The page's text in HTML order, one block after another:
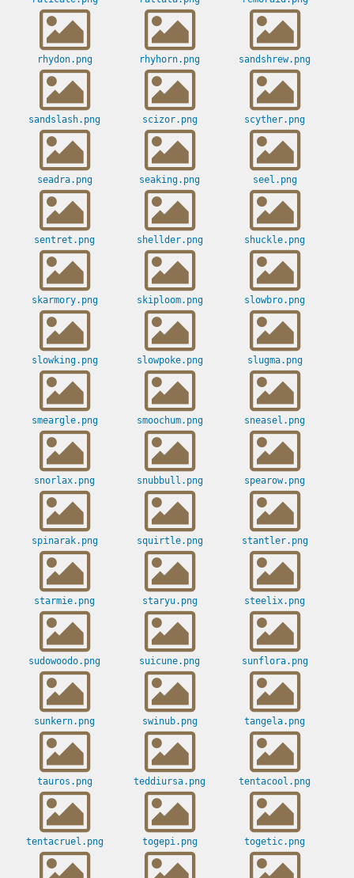
rhydon.png rhyhorn.png sandshrew.png
sandslash.png scizor.png scyther.png
seadra.png seaking.png seel.png
sentret.png shellder.png shuckle.png
skarmory.png skiploom.png slowbro.png
slowking.png slowpoke.png slugma.png
smeargle.png smoochum.png sneasel.png
snorlax.png snubbull.png spearow.png
spinarak.png squirtle.png stantler.png
starmie.png staryu.png steelix.png
sudowoodo.png suicune.png sunflora.png
sunkern.png swinub.png tangela.png
tauros.png teddiursa.png tentacool.png
tentacruel.png togepi.png togetic.png